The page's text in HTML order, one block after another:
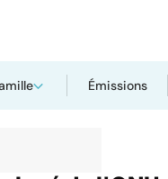
Émissions